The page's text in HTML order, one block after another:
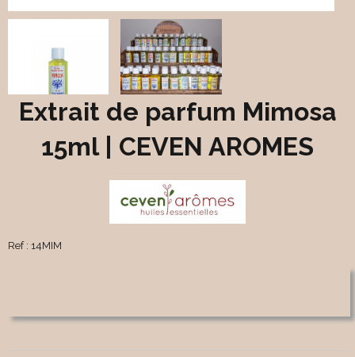
Extrait de parfum Mimosa
15ml | CEVEN AROMES
Ref : 14MIM